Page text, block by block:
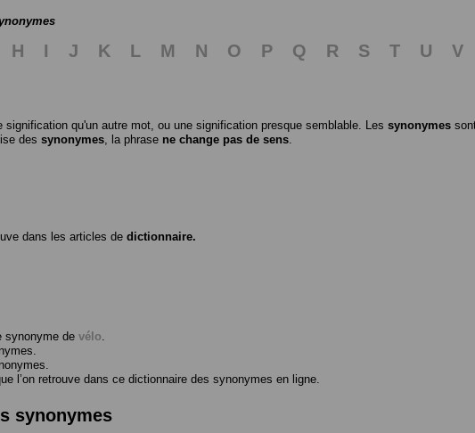
H I J K L M N O P Q R S T U V
qu'un autre mot, ou une signification presque semblable. Les synonymes
des synonymes , la phrase ne change pas de sens
dans les articles de dictionnaire.
synonyme de vélo
l’on retrouve dans ce dictionnaire des synonymes en ligne.
synonymes